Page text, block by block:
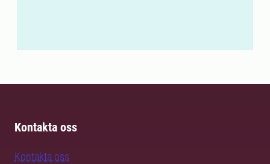
Kontakta oss
Kontakta oss